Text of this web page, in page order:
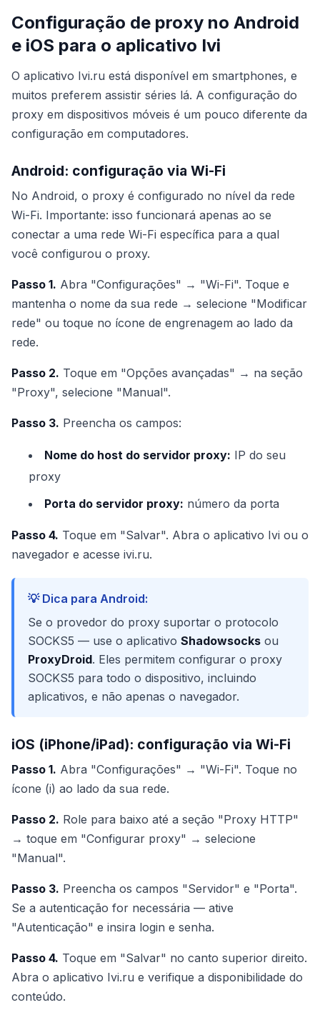
Configuração de proxy no Android
e iOS para o aplicativo Ivi
O aplicativo Ivi.ru está disponível em smartphones, e
muitos preferem assistir séries lá. A configuração do
proxy em dispositivos móveis é um pouco diferente da
configuração em computadores.
Android: configuração via Wi-Fi
No Android, o proxy é configurado no nível da rede
Wi-Fi. Importante: isso funcionará apenas ao se
conectar a uma rede Wi-Fi específica para a qual
você configurou o proxy.
Passo 1. Abra "Configurações" → "Wi-Fi". Toque e
mantenha o nome da sua rede → selecione "Modificar
rede" ou toque no ícone de engrenagem ao lado da
rede.
Passo 2. Toque em "Opções avançadas" → na seção
"Proxy", selecione "Manual".
Passo 3. Preencha os campos:
Nome do host do servidor proxy: IP do seu
proxy
Porta do servidor proxy: número da porta
Passo 4. Toque em "Salvar". Abra o aplicativo Ivi ou o
navegador e acesse ivi.ru.
💡 Dica para Android:
Se o provedor do proxy suportar o protocolo
SOCKS5 — use o aplicativoShadowsocks ou
ProxyDroid. Eles permitem configurar o proxy
SOCKS5 para todo o dispositivo, incluindo
aplicativos, e não apenas o navegador.
iOS (iPhone/iPad): configuração via Wi-Fi
Passo 1. Abra "Configurações" → "Wi-Fi". Toque no
ícone (i) ao lado da sua rede.
Passo 2. Role para baixo até a seção "Proxy HTTP"
→ toque em "Configurar proxy" → selecione
"Manual".
Passo 3. Preencha os campos "Servidor" e "Porta".
Se a autenticação for necessária — ative
"Autenticação" e insira login e senha.
Passo 4. Toque em "Salvar" no canto superior direito.
Abra o aplicativo Ivi.ru e verifique a disponibilidade do
conteúdo.